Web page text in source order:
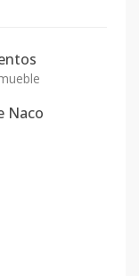
Naco